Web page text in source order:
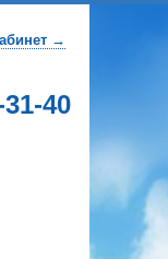
→
40